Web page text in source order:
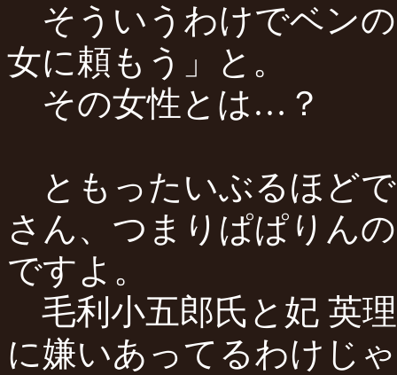
そういうわけでベン
女に頼もう」と。
その女性とは…？
ともったいぶるほど
さん、つまりぱぱりん
ですよ。
毛利小五郎氏と妃 英
に嫌いあってるわけじ